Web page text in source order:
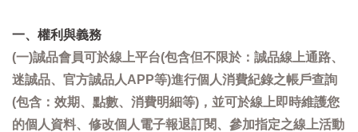
一、權利與義務
(一)誠品會員可於線上平台(包含但不限於：誠品線上通路、
迷誠品、官方誠品人APP等)進行個人消費紀錄之帳戶查詢
(包含：效期、點數、消費明細等)，並可於線上即時維護您
的個人資料、修改個人電子報退訂閱、參加指定之線上活動